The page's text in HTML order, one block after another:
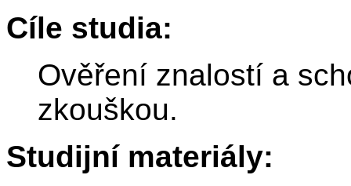
Cíle studia:
Ověření znalostí a
zkouškou.
Studijní materiály: